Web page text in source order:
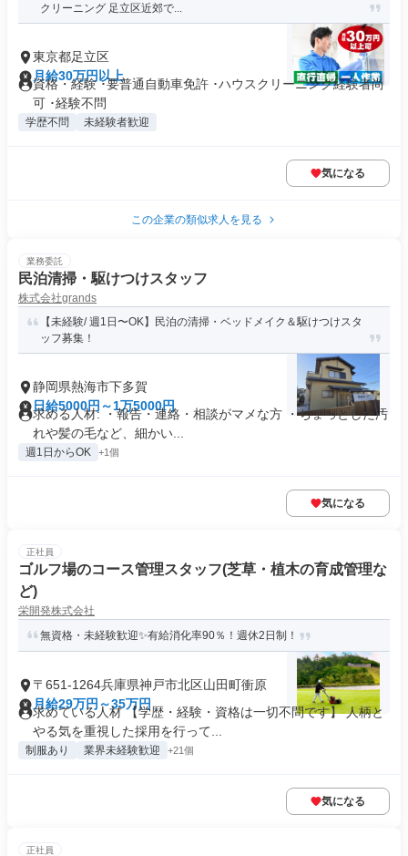
クリーニング 足立区近郊で...
東京都足立区
月給30万円以上
資格・経験 ･要普通自動車免許 ･ハウスクリーニング経験者尚
可 ･経験不問
学歴不問 未経験者歓迎
気になる
この企業の類似求人を見る
業務委託
民泊清掃・駆けつけスタッフ
株式会社grands
【未経験/ 週1日〜OK】民泊の清掃・ベッドメイク＆駆けつけスタ
ッフ募集！
静岡県熱海市下多賀
日給5000円～1万5000円
求める人材: ・報告・連絡・相談がマメな方 ・ちょっとした汚
れや髪の毛など、細かい...
週1日からOK +1個
気になる
正社員
ゴルフ場のコース管理スタッフ(芝草・植木の育成管理な
ど)
栄開発株式会社
無資格・未経験歓迎✨有給消化率90％！週休2日制！
〒651-1264兵庫県神戸市北区山田町衝原
月給29万円～35万円
求めている人材 【学歴・経験・資格は一切不問です】 人柄と
やる気を重視した採用を行って...
制服あり 業界未経験歓迎 +21個
気になる
正社員